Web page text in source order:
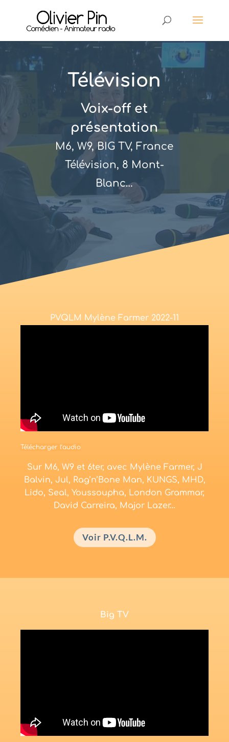
Télévision
Voix-off et
présentation
M6, W9, BIG TV, France
Télévision, 8 Mont-
Blanc…
PVQLM Mylène Farmer 2022-11
Télécharger l’audio
Sur M6, W9 et 6ter, avec Mylène Farmer, J
Balvin, Jul, Rag’n’Bone Man, KUNGS, MHD,
Lido, Seal, Youssoupha, London Grammar,
David Carreira, Major Lazer…
Voir P.V.Q.L.M.
Big TV